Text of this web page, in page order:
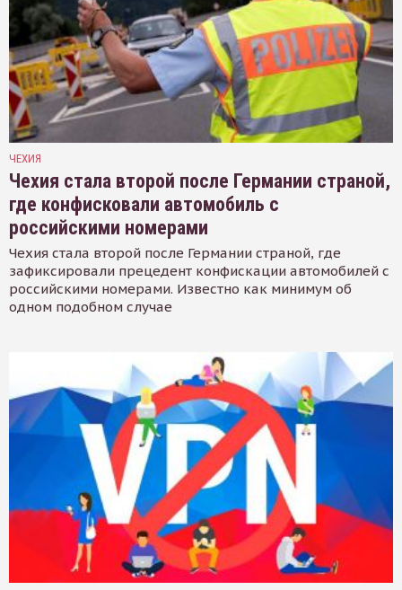
ЧЕХИЯ
Чехия стала второй после Германии страной,
где конфисковали автомобиль с
российскими номерами
Чехия стала второй после Германии страной, где
зафиксировали прецедент конфискации автомобилей с
российскими номерами. Известно как минимум об
одном подобном случае